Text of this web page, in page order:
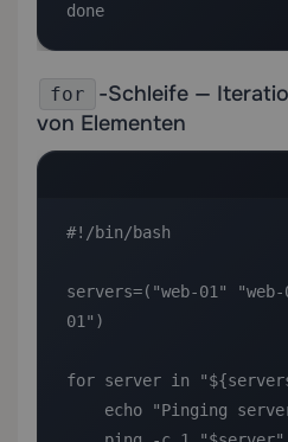
done
for
-Schleife —
von Elementen
#!/bin/bash
servers=("web-01"
01")
for server in